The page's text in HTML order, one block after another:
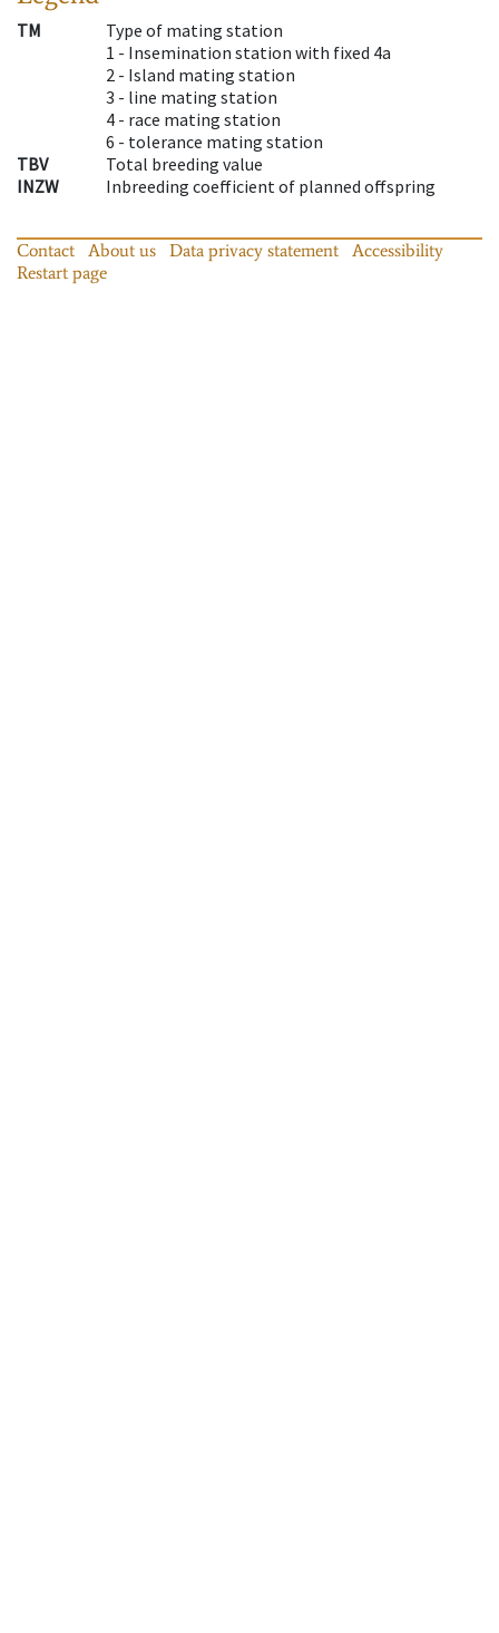
TM
Type of mating station
1 - Insemination station with fixed 4a
2 - Island mating station
3 - line mating station
4 - race mating station
6 - tolerance mating station
TBV
Total breeding value
INZW
Inbreeding coefficient of planned offspring
Contact About us Data privacy statement
Accessibility
Restart page